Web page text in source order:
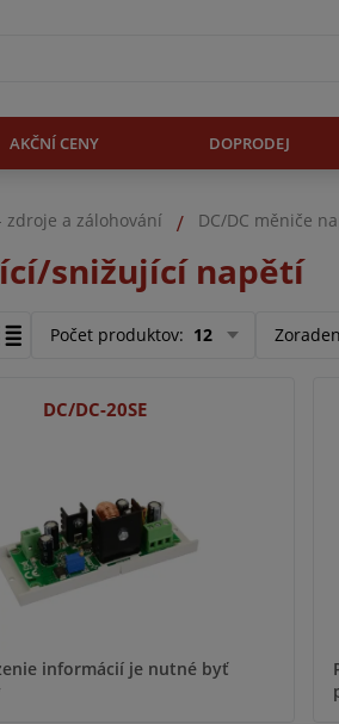
AKČNÍ CENY DOPRODEJ
zdroje a zálohování DC/DC měniče
snižující napětí
Počet produktov: 12
DC/DC-20SE
informácií je nutné byť